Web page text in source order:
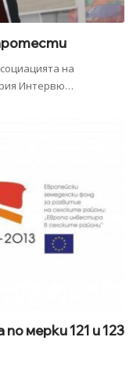
на
Интервю…
мерки 121 и 123